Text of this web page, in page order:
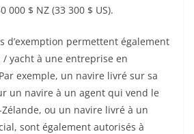
$ NZ (33 300 $ US).
d’exemption permettent également
yacht à une entreprise en
exemple, un navire livré sur sa
un navire à un agent qui vend le
ou un navire livré à un
sont également autorisés à